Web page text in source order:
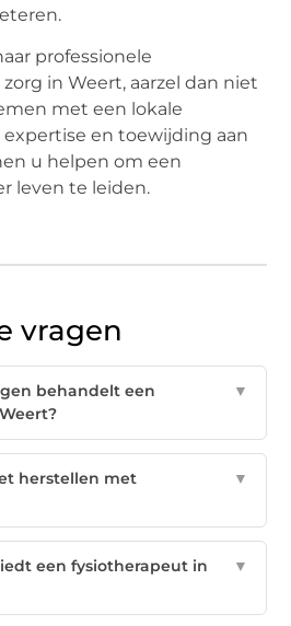
professionele
in Weert, aarzel dan niet
met een lokale
en toewijding aan
u helpen om een
leven te leiden.
vragen
behandelt een
▼
herstellen met
▼
een fysiotherapeut in
▼